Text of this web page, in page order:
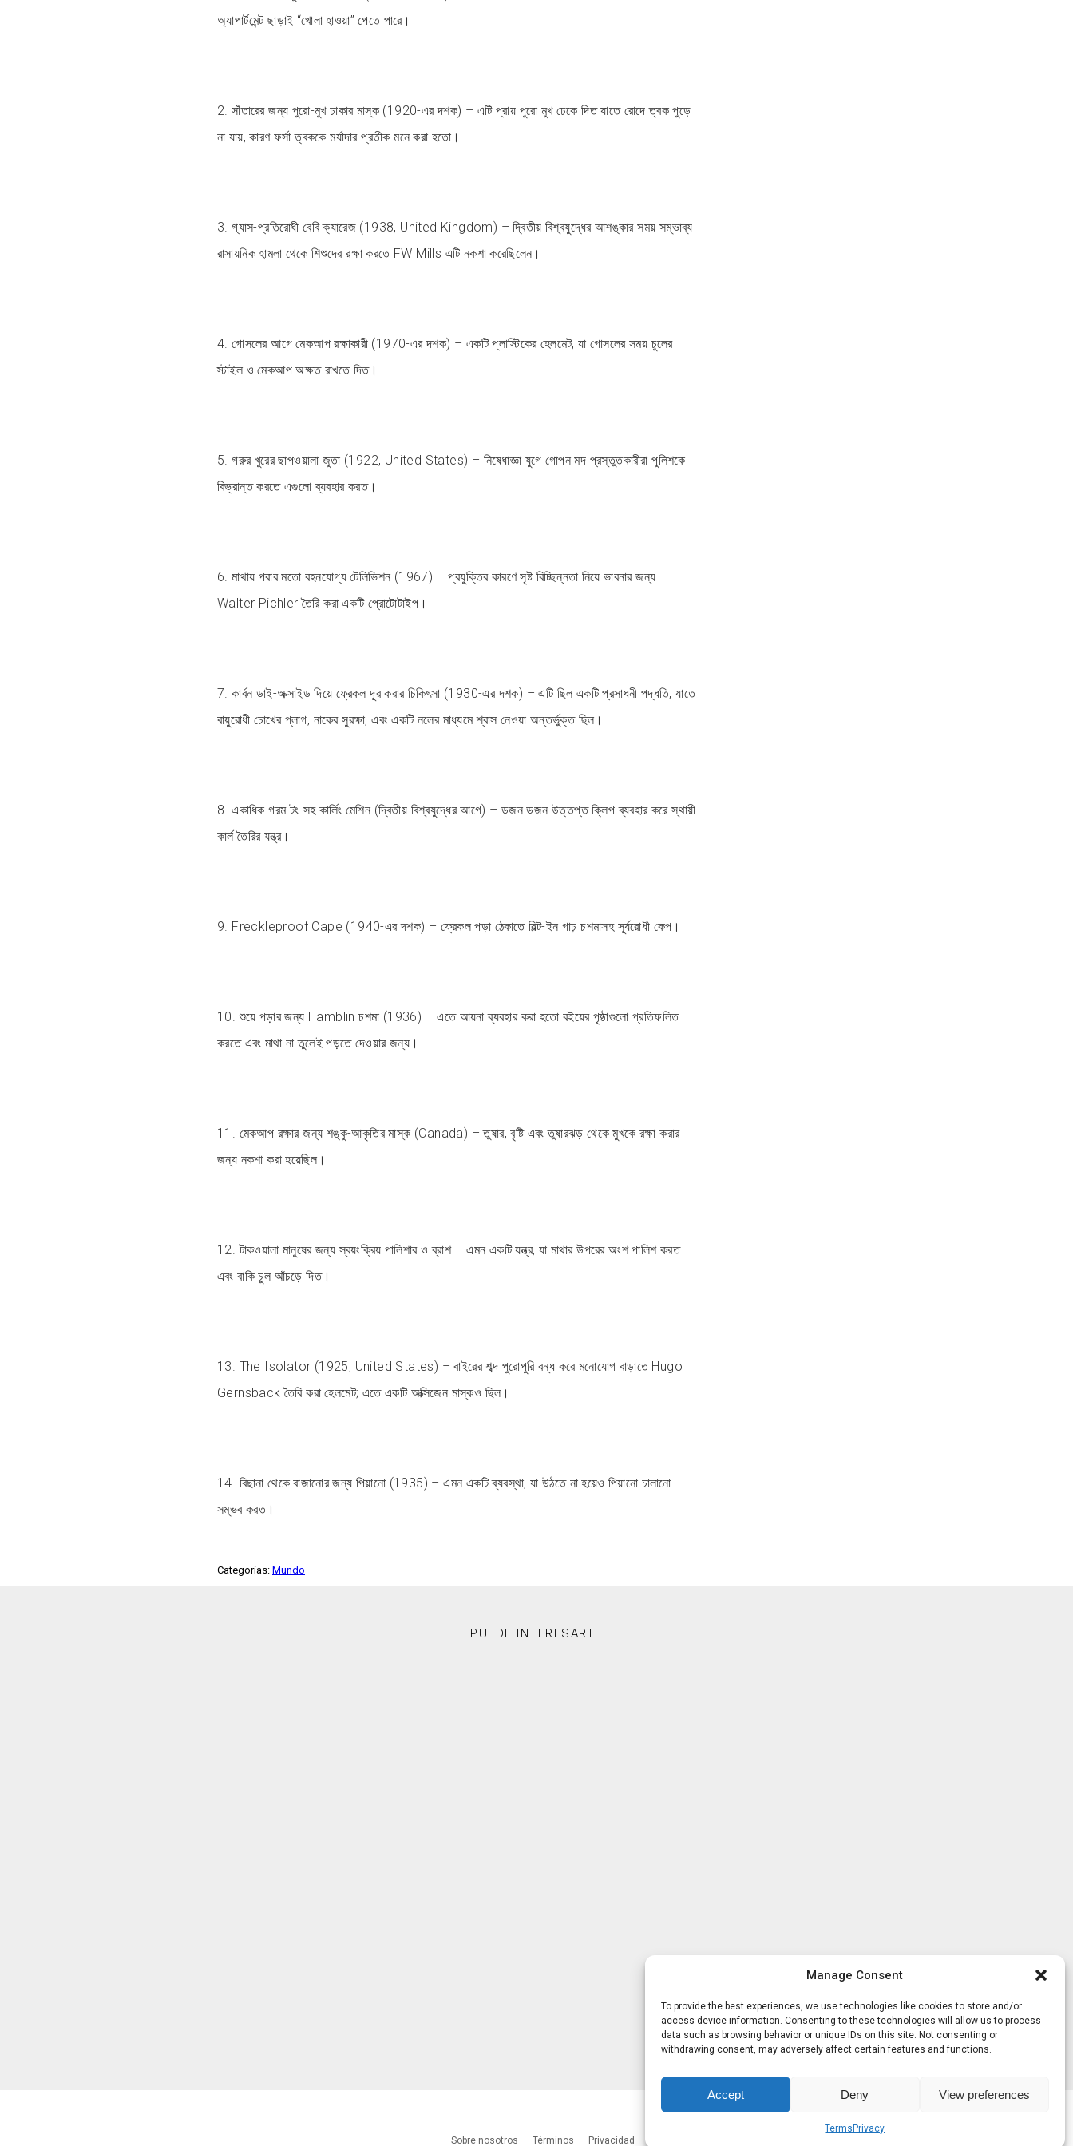
Manage Consent
To provide the best experiences, we use technologies like cookies to store and/or
access device information. Consenting to these technologies will allow us to process
data such as browsing behavior or unique IDs on this site. Not consenting or
withdrawing consent, may adversely affect certain features and functions.
Accept Deny View preferences
Terms Privacy
অ্যাপার্টমেন্ট ছাড়াই “খোলা হাওয়া” পেতে পারে।
2. সাঁতারের জন্য পুরো-মুখ ঢাকার মাস্ক (1920-এর দশক) – এটি প্রায় পুরো মুখ ঢেকে দিত যাতে রোদে ত্বক পুড়ে
না যায়, কারণ ফর্সা ত্বককে মর্যাদার প্রতীক মনে করা হতো।
3. গ্যাস-প্রতিরোধী বেবি ক্যারেজ (1938, United Kingdom) – দ্বিতীয় বিশ্বযুদ্ধের আশঙ্কার সময় সম্ভাব্য
রাসায়নিক হামলা থেকে শিশুদের রক্ষা করতে FW Mills এটি নকশা করেছিলেন।
4. গোসলের আগে মেকআপ রক্ষাকারী (1970-এর দশক) – একটি প্লাস্টিকের হেলমেট, যা গোসলের সময় চুলের
স্টাইল ও মেকআপ অক্ষত রাখতে দিত।
5. গরুর খুরের ছাপওয়ালা জুতা (1922, United States) – নিষেধাজ্ঞা যুগে গোপন মদ প্রস্তুতকারীরা পুলিশকে
বিভ্রান্ত করতে এগুলো ব্যবহার করত।
6. মাথায় পরার মতো বহনযোগ্য টেলিভিশন (1967) – প্রযুক্তির কারণে সৃষ্ট বিচ্ছিন্নতা নিয়ে ভাবনার জন্য
Walter Pichler তৈরি করা একটি প্রোটোটাইপ।
7. কার্বন ডাই-অক্সাইড দিয়ে ফ্রেকল দূর করার চিকিৎসা (1930-এর দশক) – এটি ছিল একটি প্রসাধনী পদ্ধতি, যাতে
বায়ুরোধী চোখের প্লাগ, নাকের সুরক্ষা, এবং একটি নলের মাধ্যমে শ্বাস নেওয়া অন্তর্ভুক্ত ছিল।
8. একাধিক গরম টং-সহ কার্লিং মেশিন (দ্বিতীয় বিশ্বযুদ্ধের আগে) – ডজন ডজন উত্তপ্ত ক্লিপ ব্যবহার করে স্থায়ী
কার্ল তৈরির যন্ত্র।
9. Freckleproof Cape (1940-এর দশক) – ফ্রেকল পড়া ঠেকাতে বিল্ট-ইন গাঢ় চশমাসহ সূর্যরোধী কেপ।
10. শুয়ে পড়ার জন্য Hamblin চশমা (1936) – এতে আয়না ব্যবহার করা হতো বইয়ের পৃষ্ঠাগুলো প্রতিফলিত
করতে এবং মাথা না তুলেই পড়তে দেওয়ার জন্য।
11. মেকআপ রক্ষার জন্য শঙ্কু-আকৃতির মাস্ক (Canada) – তুষার, বৃষ্টি এবং তুষারঝড় থেকে মুখকে রক্ষা করার
জন্য নকশা করা হয়েছিল।
12. টাকওয়ালা মানুষের জন্য স্বয়ংক্রিয় পালিশার ও ব্রাশ – এমন একটি যন্ত্র, যা মাথার উপরের অংশ পালিশ করত
এবং বাকি চুল আঁচড়ে দিত।
13. The Isolator (1925, United States) – বাইরের শব্দ পুরোপুরি বন্ধ করে মনোযোগ বাড়াতে Hugo
Gernsback তৈরি করা হেলমেট; এতে একটি অক্সিজেন মাস্কও ছিল।
14. বিছানা থেকে বাজানোর জন্য পিয়ানো (1935) – এমন একটি ব্যবস্থা, যা উঠতে না হয়েও পিয়ানো চালানো
সম্ভব করত।
Categorías: Mundo
PUEDE INTERESARTE
Sobre nosotros Términos Privacidad